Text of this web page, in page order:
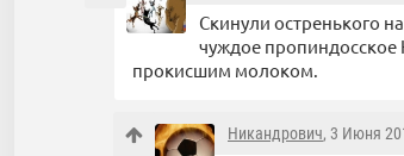
Скинули остренького
чуждое пропиндосское
прокисшим молоком.
Никандрович, 3 Июня